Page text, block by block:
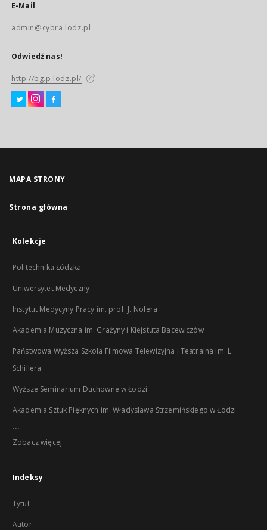
E-Mail
admin@cybra.lodz.pl
Odwiedź nas!
http://bg.p.lodz.pl/
MAPA STRONY
Strona główna
Kolekcje
Politechnika Łódzka
Uniwersytet Medyczny
Instytut Medycyny Pracy im. prof. J. Nofera
Akademia Muzyczna im. Grażyny i Kiejstuta Bacewiczów
Państwowa Wyższa Szkoła Filmowa Telewizyjna i Teatralna im. L.
Schillera
Wyższe Seminarium Duchowne w Łodzi
Akademia Sztuk Pięknych im. Władysława Strzemińskiego w Łodzi
...
Zobacz więcej
Indeksy
Tytuł
Autor